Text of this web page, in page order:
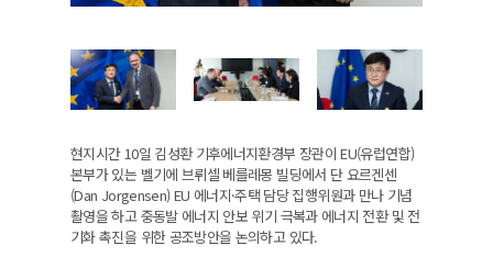
현지시간 10일 김성환 기후에너지환경부 장관이 EU(유럽연합)
본부가 있는 벨기에 브뤼셀 베를레몽 빌딩에서 단 요르겐센
(Dan Jorgensen) EU 에너지·주택 담당 집행위원과 만나 기념
촬영을 하고 중동발 에너지 안보 위기 극복과 에너지 전환 및 전
기화 촉진을 위한 공조방안을 논의하고 있다.